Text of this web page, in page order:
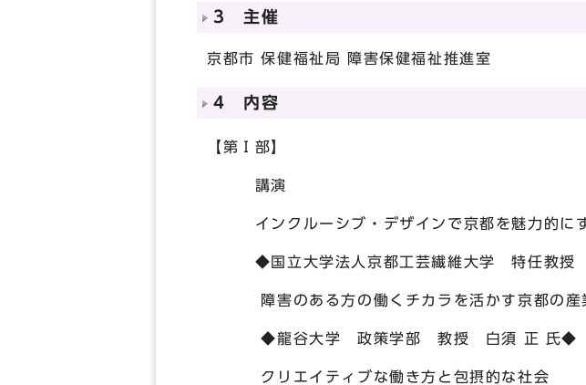
3 主催
京都市 保健福祉局 障害保健福祉推進室
4 内容
【第Ⅰ部】
講演
インクルーシブ・デザインで京都を魅力的にす
◆国立大学法人京都工芸繊維大学 特任教授
障害のある方の働くチカラを活かす京都の産
◆龍谷大学 政策学部 教授 白須 正 氏◆
クリエイティブな働き方と包摂的な社会